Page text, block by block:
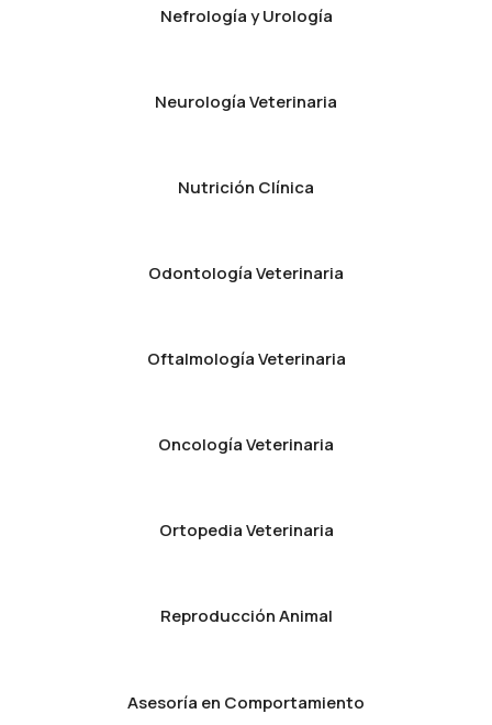
Nefrología y Urología
Neurología Veterinaria
Nutrición Clínica
Odontología Veterinaria
Oftalmología Veterinaria
Oncología Veterinaria
Ortopedia Veterinaria
Reproducción Animal
Asesoría en Comportamiento